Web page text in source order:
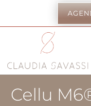
Cellu